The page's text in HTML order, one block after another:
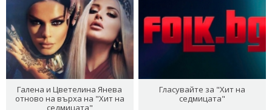
Галена и Цветелина Янева
отново на върха на "Хит на
Гласувайте за "Хит на
седмицата"